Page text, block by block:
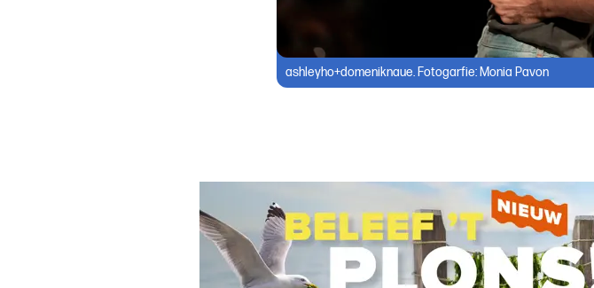
ashleyho+domeniknaue. Fotogarfie: Monia Pavon